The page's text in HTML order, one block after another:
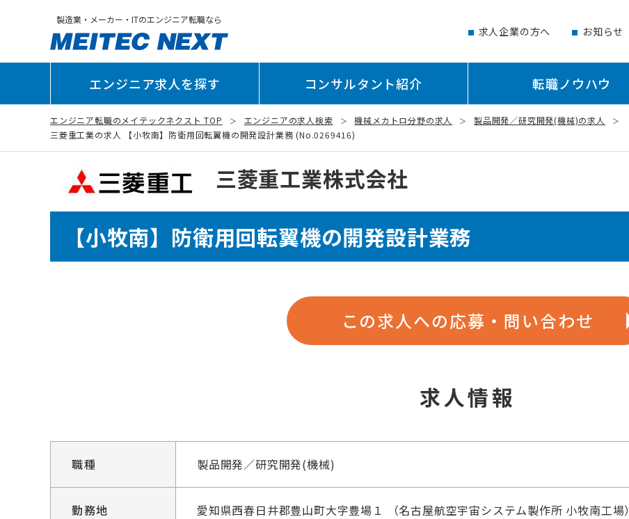
製造業・メーカー・ITのエンジニア転職なら
求人企業の方へ お知らせ
エンジニア求人を探す コンサルタント紹介 転職ノウハウ
エンジニア転職のメイテックネクスト TOP エンジニアの求人検索 機械メカトロ分野の求人
製品開発／研究開発(機械)の求人
三菱重工業の求人 【小牧南】防衛用回転翼機の開発設計業務 (No.0269416)
三菱重工業株式会社
【小牧南】防衛用回転翼機の開発設計業務
この求人への応募・問い合わせ
求人情報
職種 製品開発／研究開発(機械)
勤務地 愛知県西春日井郡豊山町大字豊場１ （名古屋航空宇宙システム製作所 小牧南工場）